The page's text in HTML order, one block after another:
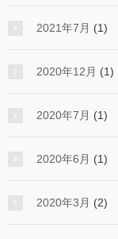
2021年7月 (1)
2020年12月 (1)
2020年7月 (1)
2020年6月 (1)
2020年3月 (2)